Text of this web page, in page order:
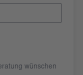
wünschen